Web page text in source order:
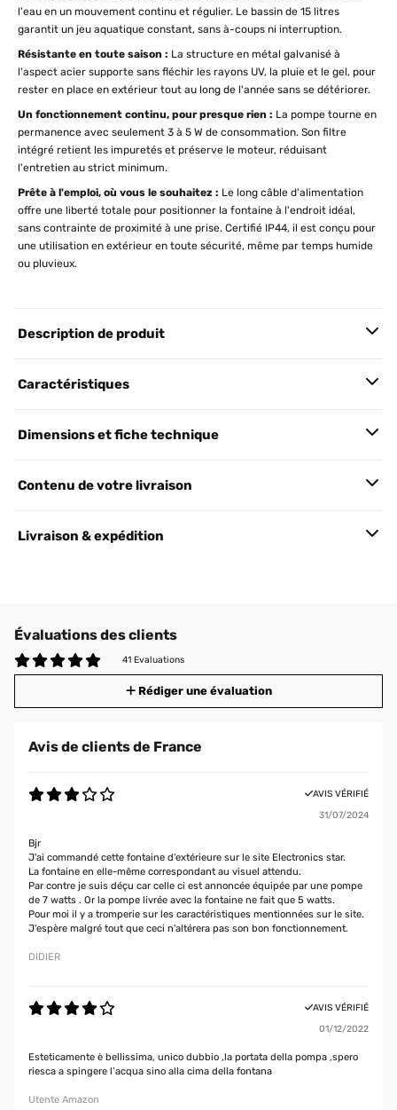
l'eau en un mouvement continu et régulier. Le bassin de 15 litres
garantit un jeu aquatique constant, sans à-coups ni interruption.
Résistante en toute saison : La structure en métal galvanisé à
l'aspect acier supporte sans fléchir les rayons UV, la pluie et le gel, pour
rester en place en extérieur tout au long de l'année sans se détériorer.
Un fonctionnement continu, pour presque rien : La pompe tourne en
permanence avec seulement 3 à 5 W de consommation. Son filtre
intégré retient les impuretés et préserve le moteur, réduisant
l'entretien au strict minimum.
Prête à l'emploi, où vous le souhaitez : Le long câble d'alimentation
offre une liberté totale pour positionner la fontaine à l'endroit idéal,
sans contrainte de proximité à une prise. Certifié IP44, il est conçu pour
une utilisation en extérieur en toute sécurité, même par temps humide
ou pluvieux.
Description de produit
Caractéristiques
Dimensions et fiche technique
Contenu de votre livraison
Livraison & expédition
Évaluations des clients
41 Evaluations
Rédiger une évaluation
Avis de clients de France
AVIS VÉRIFIÉ
31/07/2024
Bjr
J'ai commandé cette fontaine d'extérieure sur le site Electronics star.
La fontaine en elle-même correspondant au visuel attendu.
Par contre je suis déçu car celle ci est annoncée équipée par une pompe
de 7 watts . Or la pompe livrée avec la fontaine ne fait que 5 watts.
Pour moi il y a tromperie sur les caractéristiques mentionnées sur le site.
J'espère malgré tout que ceci n'altérera pas son bon fonctionnement.
DIDIER
AVIS VÉRIFIÉ
01/12/2022
Esteticamente è bellissima, unico dubbio ,la portata della pompa ,spero
riesca a spingere l’acqua sino alla cima della fontana
Utente Amazon